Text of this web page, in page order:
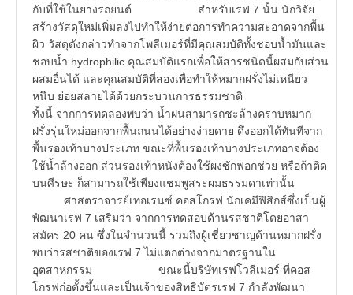
กับที่ใช้ในยางรถยนต์ สำหรับเรฟ 7 นั้น นักวิจัย
สร้างวัสดุใหม่เพิ่มลงไปทำให้ง่ายต่อการทำความสะอาดจากพื้น
ผิว วัสดุดังกล่าวทำจากโพลีเมอร์ที่มีคุณสมบัติทั้งชอบน้ำมันและ
ชอบน้ำ hydrophilic คุณสมบัติแรกเพื่อให้สารชนิดนี้ผสมกับส่วน
ผสมอื่นได้ และคุณสมบัติที่สองเพื่อทำให้หมากฝรั่งไม่เหนียว
หนึบ ย่อยสลายได้ด้วยกระบวนการธรรมชาติ
ทั้งนี้ จากการทดลองพบว่า น้ำฝนสามารถชะล้างคราบหมาก
ฝรั่งรุ่นใหม่ออกจากพื้นถนนได้อย่างง่ายดาย ดึงออกได้ทันทีจาก
พื้นรองเท้าบางประเภท ขณะที่พื้นรองเท้าบางประเภทอาจต้อง
ใช้น้ำล้างออก ส่วนรองเท้าหนังต้องใช้ผงซักฟอกช่วย หรือถ้าติด
บนศีรษะ ก็สามารถใช้เพียงแชมพูสระผมธรรมดาเท่านั้น
ศาสตราจารย์เทอเรนซ์ คอสโกรฟ นักเคมีฟิสิกส์ซึ่งเป็นผู้
พัฒนาเรฟ 7 เสริมว่า จากการทดสอบด้านรสชาติโดยอาสา
สมัคร 20 คน ซึ่งในจำนวนนี้ รวมถึงผู้เชี่ยวชาญด้านหมากฝรั่ง
พบว่ารสชาติของเรฟ 7 ไม่แตกต่างจากมาตรฐานใน
อุตสาหกรรม ขณะนี้บริษัทเรฟโวลีเมอร์ ที่คอส
โกรฟก่อตั้งขึ้นและเป็นเจ้าของสิทธิบัตรเรฟ 7 กำลังพัฒนา